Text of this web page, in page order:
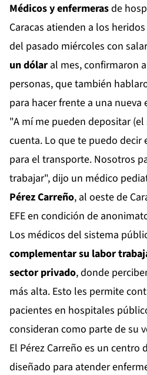
Médicos y enfermerasde
Caracas atienden a los
del pasado miércoles con
un dólar al mes, confirmaron
personas, que también
para hacer frente a una nueva
"A mí me pueden depositar
cuenta. Lo que te puedo decir
para el transporte. Nosotros
trabajar", dijo un médico
Pérez Carreño, al oeste de
EFE en condición de
Los médicos del sistema
complementar su labor
sector privado, donde
más alta. Esto les permite
pacientes en hospitales
consideran como parte de su
El Pérez Carreño es un
diseñado para atender